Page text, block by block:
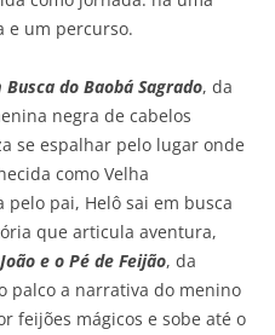
e um percurso.
do Baobá Sagrado, da
negra de cabelos
se espalhar pelo lugar onde
como Velha
pelo pai, Helô sai em busca
que articula aventura,
João e o Pé de Feijão, da
palco a narrativa do menino
feijões mágicos e sobe até o